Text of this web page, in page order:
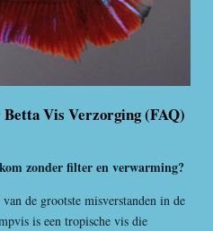
Vis Verzorging (FAQ)
zonder filter en verwarming?
de grootste misverstanden in de
is een tropische vis die